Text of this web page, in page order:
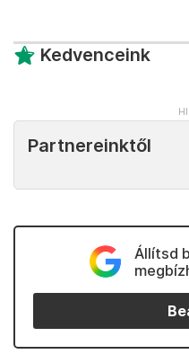
Kedvenceink
Partnereinktől
Állítsd